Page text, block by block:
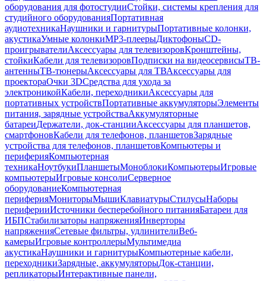
оборудования для фотостудииСтойки, системы крепления для
студийного оборудованияПортативная
аудиотехникаНаушники и гарнитурыПортативные колонки,
акустикаУмные колонкиMP3-плеерыДиктофоныCD-
проигрывателиАксессуары для телевизоровКронштейны,
стойкиКабели для телевизоровПодписки на видеосервисыТВ-
антенныТВ-тюнерыАксессуары для ТВАксессуары для
проектораОчки 3DСредства для ухода за
электроникойКабели, переходникиАксессуары для
портативных устройствПортативные аккумуляторыЭлементы
питания, зарядные устройстваАккумуляторные
батареиДержатели, док-станцииАксессуары для планшетов,
смартфоновКабели для телефонов, планшетовЗарядные
устройства для телефонов, планшетовКомпьютеры и
периферияКомпьютерная
техникаНоутбукиПланшетыМоноблокиКомпьютерыИгровые
компьютерыИгровые консолиСерверное
оборудованиеКомпьютерная
периферияМониторыМышиКлавиатурыСтилусыНаборы
периферииИсточники бесперебойного питанияБатареи для
ИБПСтабилизаторы напряженияИнверторы
напряженияСетевые фильтры, удлинителиВеб-
камерыИгровые контроллерыМультимедиа
акустикаНаушники и гарнитурыКомпьютерные кабели,
переходникиЗарядные, аккумуляторыДок-станции,
репликаторыИнтерактивные панели,